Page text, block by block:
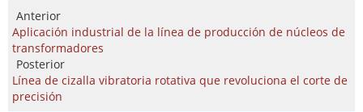
Anterior
Aplicación industrial de la línea de producción de núcleos de
transformadores
Posterior
Línea de cizalla vibratoria rotativa que revoluciona el corte de
precisión